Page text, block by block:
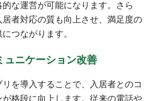
な運営が可能になります。さら
者対応の質も向上させ、満足度の
つながります。
ュニケーション改善
を導入することで、入居者とのコ
が格段に向上します。従来の電話や